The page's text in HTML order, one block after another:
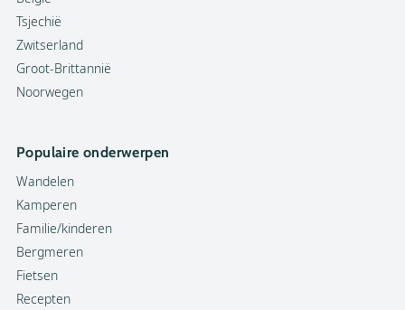
Tsjechië
Zwitserland
Groot-Brittannië
Noorwegen
Populaire onderwerpen
Wandelen
Kamperen
Familie/kinderen
Bergmeren
Fietsen
Recepten